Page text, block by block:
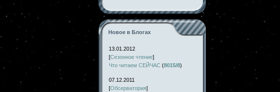
Новое в Блогах
13.01.2012
[Сезонное чтение]
Что читаем СЕЙЧАС (8015/8)
07.12.2011
[Обсерватория]